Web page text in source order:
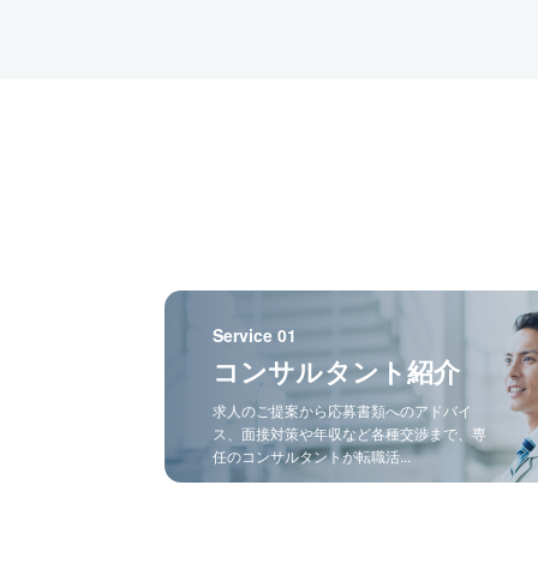
Service 01
コンサルタント紹介
求人のご提案から応募書類へのアドバイ
ス、面接対策や年収など各種交渉まで、専
任のコンサルタントが転職活...